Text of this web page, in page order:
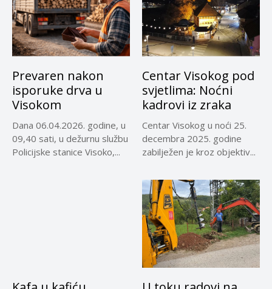
Prevaren nakon
isporuke drva u
Visokom
Dana 06.04.2026. godine, u
09,40 sati, u dežurnu službu
Policijske stanice Visoko,...
Centar Visokog pod
svjetlima: Noćni
kadrovi iz zraka
Centar Visokog u noći 25.
decembra 2025. godine
zabilježen je kroz objektiv...